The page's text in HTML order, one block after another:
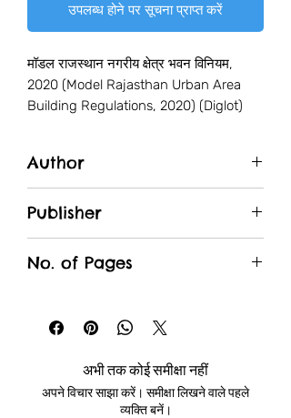
उपलब्ध होने पर सूचना प्राप्त करें
मॉडल राजस्थान नगरीय क्षेत्र भवन विनियम,
2020 (Model Rajasthan Urban Area
Building Regulations, 2020) (Diglot)
Author
Publisher
No. of Pages
अभी तक कोई समीक्षा नहीं
अपने विचार साझा करें। समीक्षा लिखने वाले पहले
व्यक्ति बनें।